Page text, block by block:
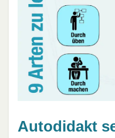
Autodidakt